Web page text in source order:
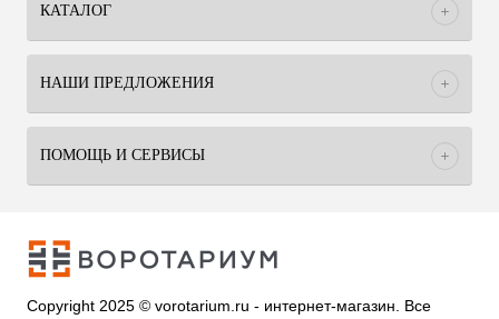
КАТАЛОГ
НАШИ ПРЕДЛОЖЕНИЯ
ПОМОЩЬ И СЕРВИСЫ
Copyright 2025 © vorotarium.ru - интернет-магазин. Все